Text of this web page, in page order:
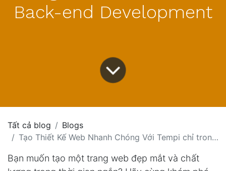
Back-end Development
Tất cả blog
Blogs
Tạo Thiết Kế Web Nhanh Chóng Với Tempi chỉ trong 5 Phút và Hiểu Về Back-end Development
Bạn muốn tạo một trang web đẹp mắt và chất